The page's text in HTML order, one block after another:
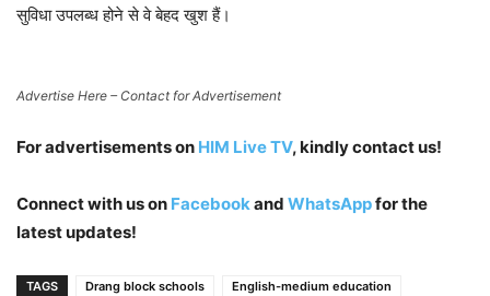
सुविधा उपलब्ध होने से वे बेहद खुश हैं।
Advertise Here – Contact for Advertisement
For advertisements on HIM Live TV, kindly contact us!
Connect with us on Facebook and WhatsAppfor the
latest updates!
TAGS Drang block schools
English-medium education